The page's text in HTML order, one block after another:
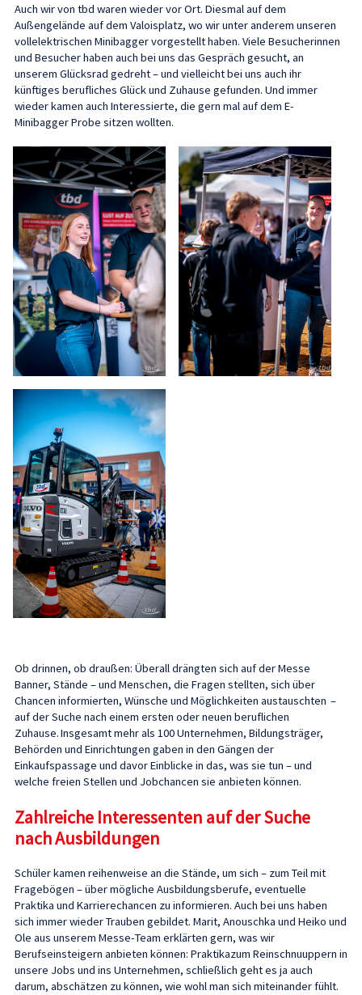
Auch wir von tbd waren wieder vor Ort. Diesmal auf dem
Außengelände auf dem Valoisplatz, wo wir unter anderem unseren
vollelektrischen Minibagger vorgestellt haben. Viele Besucherinnen
und Besucher haben auch bei uns das Gespräch gesucht, an
unserem Glücksrad gedreht – und vielleicht bei uns auch ihr
künftiges berufliches Glück und Zuhause gefunden. Und immer
wieder kamen auch Interessierte, die gern mal auf dem E-
Minibagger Probe sitzen wollten.
Ob drinnen, ob draußen: Überall drängten sich auf der Messe
Banner, Stände – und Menschen, die Fragen stellten, sich über
Chancen informierten, Wünsche und Möglichkeiten austauschten –
auf der Suche nach einem ersten oder neuen beruflichen
Zuhause. Insgesamt mehr als 100 Unternehmen, Bildungsträger,
Behörden und Einrichtungen gaben in den Gängen der
Einkaufspassage und davor Einblicke in das, was sie tun – und
welche freien Stellen und Jobchancen sie anbieten können.
Zahlreiche Interessenten auf der Suche
nach Ausbildungen
Schüler kamen reihenweise an die Stände, um sich – zum Teil mit
Fragebögen – über mögliche Ausbildungsberufe, eventuelle
Praktika und Karrierechancen zu informieren. Auch bei uns haben
sich immer wieder Trauben gebildet. Marit, Anouschka und Heiko und
Ole aus unserem Messe-Team erklärten gern, was wir
Berufseinsteigern anbieten können: Praktikazum Reinschnuuppern in
unsere Jobs und ins Unternehmen, schließlich geht es ja auch
darum, abschätzen zu können, wie wohl man sich miteinander fühlt.